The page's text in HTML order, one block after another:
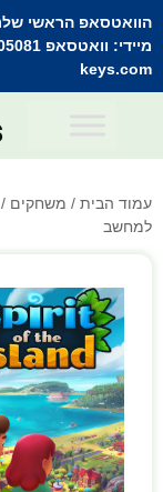
הוואטסאפ הראשי שלנו (053-3555743) בתקלה
מיידי: וואטסאפ 052-2205081
keys.com
עמוד הבית / משחקים /
למחשב